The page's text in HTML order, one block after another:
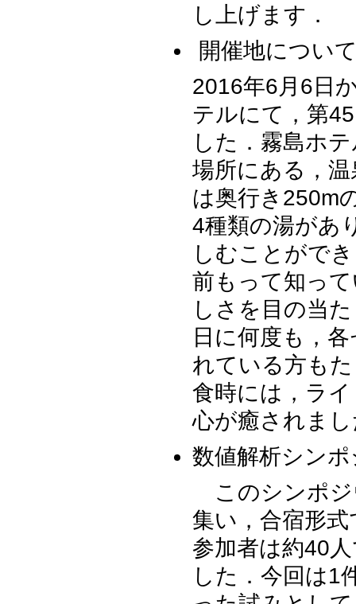
し上げます．
開催地につい
2016年6月6日
テルにて，第
した．霧島ホ
場所にある，
は奥行き250m
4種類の湯があ
しむことがで
前もって知っ
しさを目の当
日に何度も，
れている方も
食時には，ラ
心が癒されま
数値解析シン
このシンポジ
集い，合宿形
参加者は約40
した．今回は1